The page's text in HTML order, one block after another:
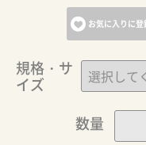
お気に入りに登
規格・サ
イズ
数量